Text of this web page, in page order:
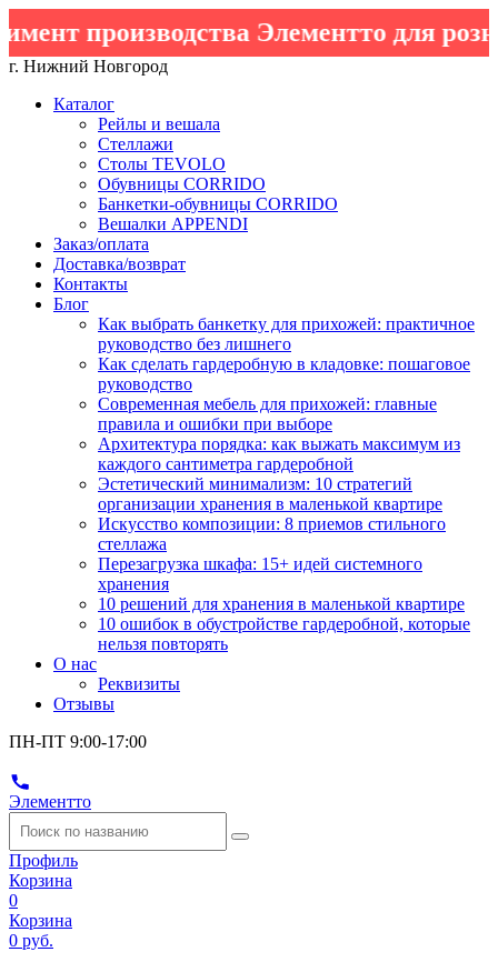
производства Элементто для
г. Нижний Новгород
Каталог
Рейлы и вешала
Стеллажи
Столы TEVOLO
Обувницы CORRIDO
Банкетки-обувницы CORRIDO
Вешалки APPENDI
Заказ/оплата
Доставка/возврат
Контакты
Блог
Как выбрать банкетку для прихожей: практичное
руководство без лишнего
Как сделать гардеробную в кладовке: пошаговое
руководство
Современная мебель для прихожей: главные
правила и ошибки при выборе
Архитектура порядка: как выжать максимум из
каждого сантиметра гардеробной
Эстетический минимализм: 10 стратегий
организации хранения в маленькой квартире
Искусство композиции: 8 приемов стильного
стеллажа
Перезагрузка шкафа: 15+ идей системного
хранения
10 решений для хранения в маленькой квартире
10 ошибок в обустройстве гардеробной, которые
нельзя повторять
О нас
Реквизиты
Отзывы
ПН-ПТ 9:00-17:00
Элементто
Профиль
Корзина
0
Корзина
0 руб.